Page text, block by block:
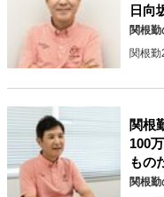
社会・カルチャー・マネー
地域とつながる/お金と
日向
関根
関根勤
関根
100
もの
関根